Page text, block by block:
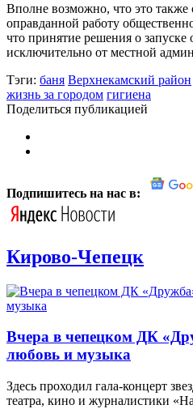
Вполне возможно, что это также
оправданной работу
что принятие решения о
исключительно от местной
Тэги: баня Верхнекамский район
жизнь за городом гигиена
Поделиться публикацией
Подпишитесь на нас в:
Кирово-Чепецк
Вчера в чепецком ДК
любовь и музыка
Здесь проходил гала-концерт
театра, кино и журналистики